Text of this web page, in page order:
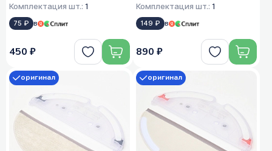
Комплектация шт.: 1
75 ₽ в
450 ₽
Комплектация шт.: 1
149 ₽ в
890 ₽
оригинал оригинал